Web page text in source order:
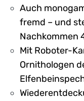
Auch
fremd – und
Nachkommen
Mit Roboter-
Ornithologen